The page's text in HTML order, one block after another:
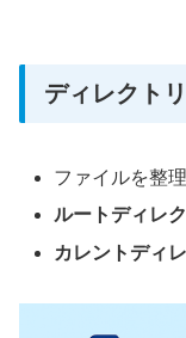
ディレクトリ
ファイルを整
ルートディレ
カレントディ